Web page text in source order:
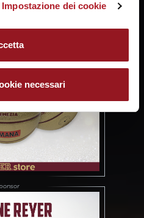
Impostazione dei cookie
necessari